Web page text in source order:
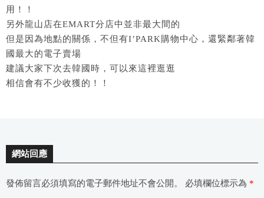
用！！
另外龍山店在EMART分店中並非最大間的
但是因為地點的關係，不但有I’PARK購物中心，還緊鄰著韓
國最大的電子賣場
建議大家下次去韓國時，可以來這裡逛逛
相信會有不少收獲的！！
網站回應
發佈留言必須填寫的電子郵件地址不會公開。 必填欄位標示為 *